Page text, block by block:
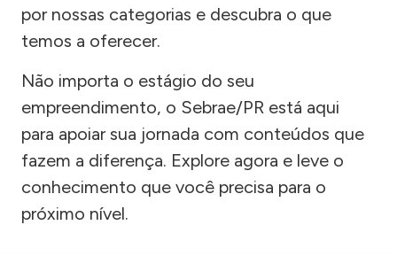
por nossas categorias e descubra o que
temos a oferecer.
Não importa o estágio do seu
empreendimento, o Sebrae/PR está aqui
para apoiar sua jornada com conteúdos que
fazem a diferença. Explore agora e leve o
conhecimento que você precisa para o
próximo nível.